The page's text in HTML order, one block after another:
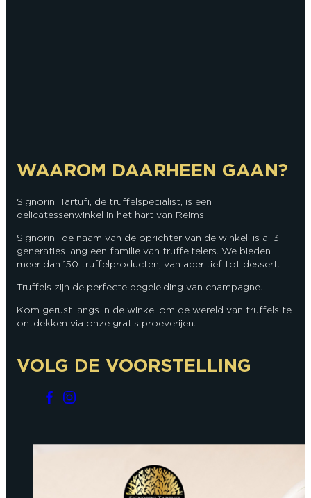
WAAROM DAARHEEN GAAN?
Signorini Tartufi, de truffelspecialist, is een
delicatessenwinkel in het hart van Reims.
Signorini, de naam van de oprichter van de winkel, is al 3
generaties lang een familie van truffeltelers. We bieden
meer dan 150 truffelproducten, van aperitief tot dessert.
Truffels zijn de perfecte begeleiding van champagne.
Kom gerust langs in de winkel om de wereld van truffels te
ontdekken via onze gratis proeverijen.
VOLG DE VOORSTELLING